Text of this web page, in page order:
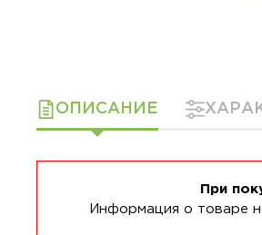
ОПИСАНИЕ
При
Информация о товаре